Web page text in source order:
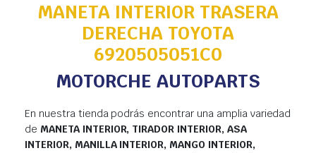
MANETA INTERIOR TRASERA
DERECHA TOYOTA
6920505051C0
MOTORCHE AUTOPARTS
En nuestra tienda podrás encontrar una amplia variedad
de MANETA INTERIOR, TIRADOR INTERIOR, ASA
INTERIOR, MANILLA INTERIOR, MANGO INTERIOR,